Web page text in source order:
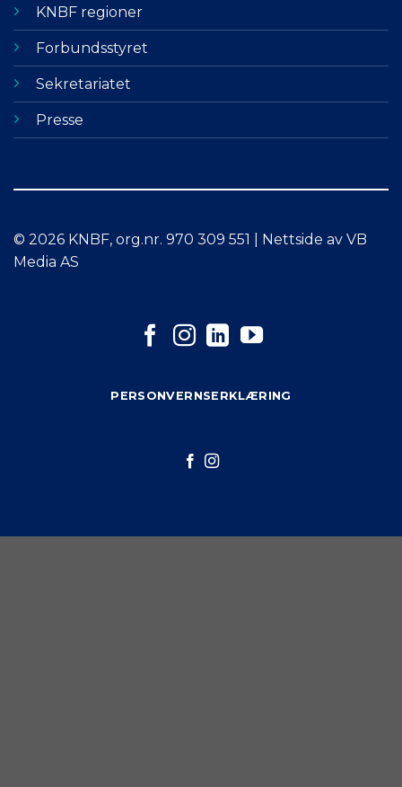
KNBF regioner
Forbundsstyret
Sekretariatet
Presse
© 2026 KNBF, org.nr. 970 309 551 | Nettside av VB
Media AS
PERSONVERNSERKLÆRING